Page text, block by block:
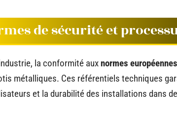
de sécurité et
la conformité aux normes
métalliques. Ces référentiels techniques
et la durabilité des installations dans